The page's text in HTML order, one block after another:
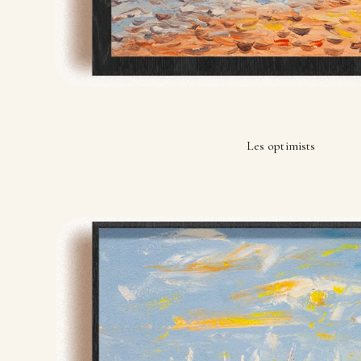
Les optimists